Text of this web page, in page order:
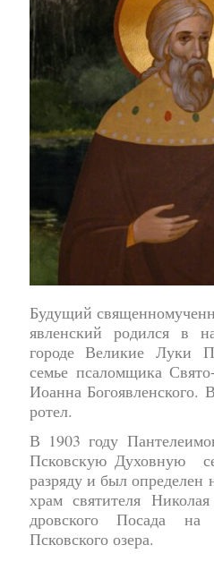
Будущий
яв­лен­ский ро­дил­ся в
городе Великие Луки
семье псаломщика
Иоанна Богоявленского.
ро­тел.
В 1903 году
Псковскую Духовную
раз­ря­ду и был опре­де­лен
храм святителя
дров­ско­го По­са­да на
Псковского озера.